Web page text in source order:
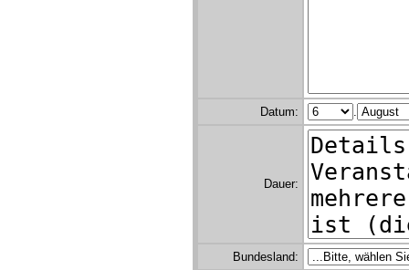
Datum: .
Dauer:
Bundesland: